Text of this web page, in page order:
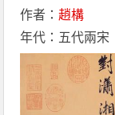
作者：趙構
年代：五代兩宋